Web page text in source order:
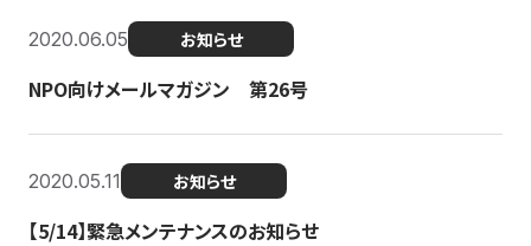
2020.06.05 お知らせ
NPO向けメールマガジン 第26号
2020.05.11 お知らせ
【5/14】緊急メンテナンスのお知らせ